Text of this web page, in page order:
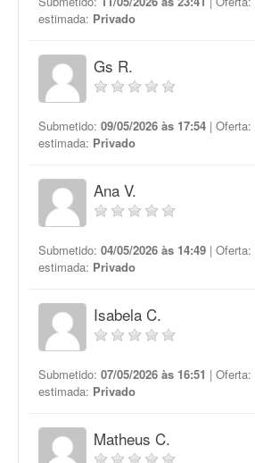
estimada: Privado
Gs R.
Submetido: 09/05/2026 às 17:54 | Oferta:
estimada: Privado
Ana V.
Submetido: 04/05/2026 às 14:49 | Oferta:
estimada: Privado
Isabela C.
Submetido: 07/05/2026 às 16:51 | Oferta:
estimada: Privado
Matheus C.